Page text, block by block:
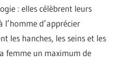
: elles célèbrent leurs
d’apprécier
les hanches, les seins et les
femme un maximum de